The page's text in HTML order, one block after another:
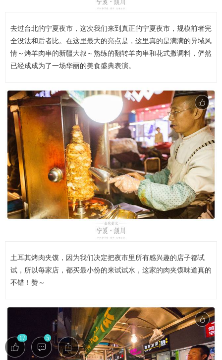
去过台北的宁夏夜市，这次我们来到真正的宁夏夜市，规模前者完
全没法和后者比。在这里最大的亮点是，这里真的是满满的异域风
情～烤羊肉串的新疆大叔～熟练的翻转羊肉串和花式撒调料，俨然
已经成成为了一场华丽的美食盛典表演。
土耳其烤肉夹馍，因为我们决定把夜市里所有感兴趣的店子都试
试，所以每家店，都买最小份的来试试水，这家的肉夹馍味道真的
不错！赞～
17 5